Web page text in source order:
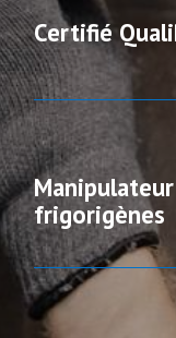
Certifié
frigorigènes